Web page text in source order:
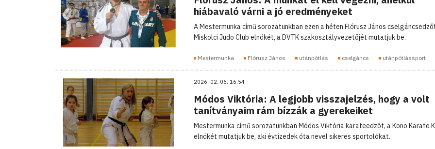
hiábavaló várni a jó eredményeket
A Mestermunka című sorozatunkban ezen a héten Flórusz János
Miskolci Judo Club elnökét, a DVTK szakosztályvezetőjét mutatjuk be.
Mestermunka Flórusz János utánpótlás cselgáncs utánpótlássport
2026. 02. 06. 16:54
Módos Viktória: A legjobb visszajelzés, hogy a volt
tanítványaim rám bízzák a gyerekeiket
Mestermunka című sorozatunkban Módos Viktória karateedzőt, a Kono Karate
elnökét mutatjuk be, aki évtizedek óta nevel sikeres sportolókat.